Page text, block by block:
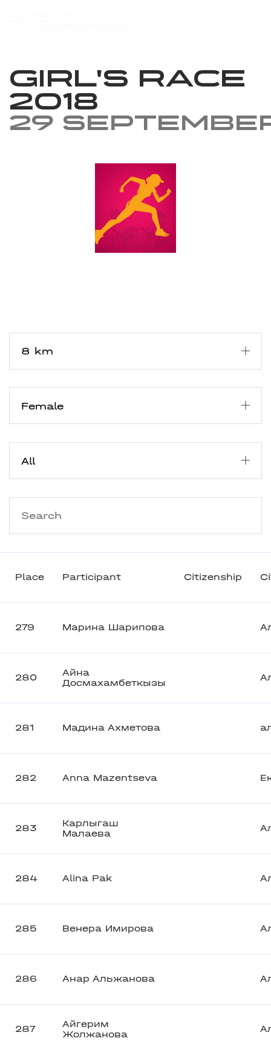
Girl's race
2018
29
Place Participant Citizenship
279 Марина Шарипова
280
Айна
Досмахамбеткызы
281 Мадина Ахметова
282 Anna Mazentseva
283
Карлыгаш
Малаева
284 Alina Pak
285 Венера Имирова
286 Анар Альжанова
287
Айгерим
Жолжанова